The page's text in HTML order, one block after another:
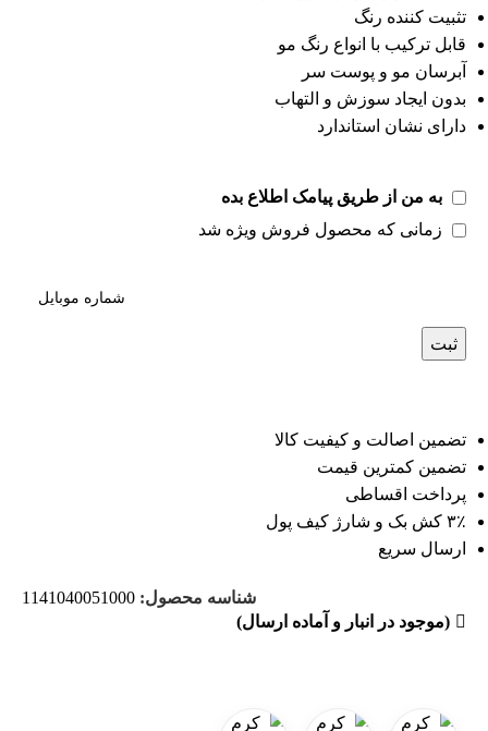
تثبیت کننده رنگ
قابل ترکیب با انواع رنگ مو
آبرسان مو و پوست سر
بدون ایجاد سوزش و التهاب
دارای نشان استاندارد
به من از طریق پیامک اطلاع بده
زمانی که محصول فروش ویژه شد
ثبت
تضمین اصالت و کیفیت کالا
تضمین کمترین قیمت
پرداخت اقساطی
۳٪ کش بک و شارژ کیف پول
ارسال سریع
شناسه محصول: 1141040051000
(موجود در انبار و آماده ارسال)